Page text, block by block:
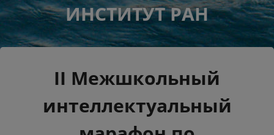
ИНСТИТУТ РАН
II Межшкольный
интеллектуальный